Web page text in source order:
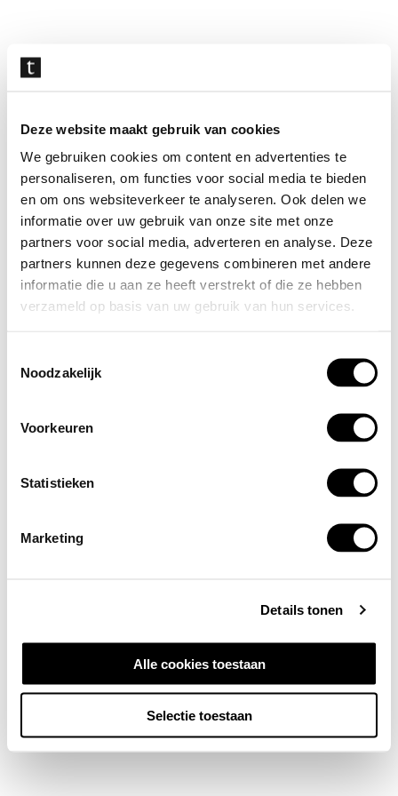
Deze website maakt gebruik van cookies
We gebruiken cookies om content en advertenties te
personaliseren, om functies voor social media te bieden
en om ons websiteverkeer te analyseren. Ook delen we
informatie over uw gebruik van onze site met onze
partners voor social media, adverteren en analyse. Deze
partners kunnen deze gegevens combineren met andere
informatie die u aan ze heeft verstrekt of die ze hebben
verzameld op basis van uw gebruik van hun services.
Noodzakelijk
Voorkeuren
Statistieken
Marketing
Details tonen
Alle cookies toestaan
Selectie toestaan
overslaan